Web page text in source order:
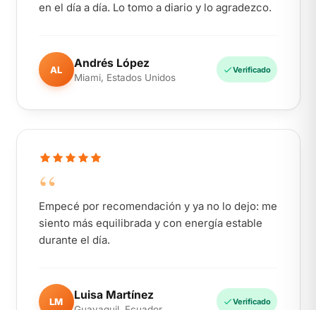
en el día a día. Lo tomo a diario y lo agradezco.
AL Andrés López
Miami, Estados Unidos
Verificado
“
Empecé por recomendación y ya no lo dejo: me
siento más equilibrada y con energía estable
durante el día.
LM Luisa Martínez Verificado